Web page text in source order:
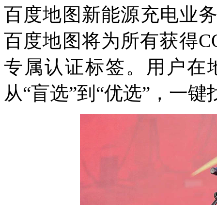
百度地图新能源充电业
百度地图将为所有获得
专属认证标签。用户在
从“盲选”到“优选”，一